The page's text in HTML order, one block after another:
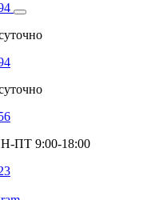
ПТ 9:00-18:00